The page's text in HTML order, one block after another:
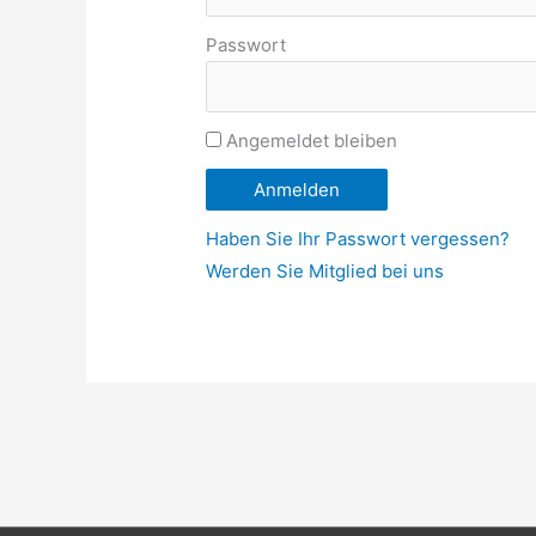
Passwort
Angemeldet bleiben
Haben Sie Ihr Passwort vergessen?
Werden Sie Mitglied bei uns